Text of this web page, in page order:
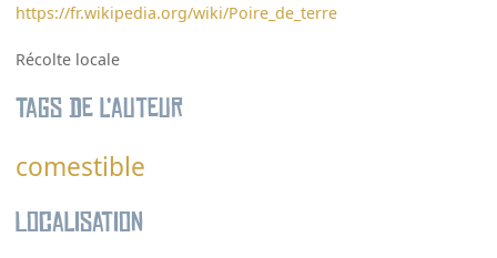
https://fr.wikipedia.org/wiki/Poire_de_terre
Récolte locale
Tags de l’auteur
comestible
Localisation